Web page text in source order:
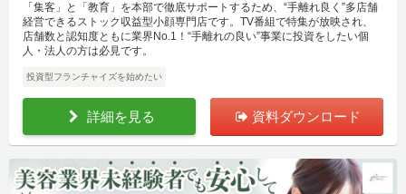
「集客」と「教育」を本部で徹底サポートするため、“手離れ良く”多店舗
経営できるストック収益型小顔専門店です。TV番組で特集が放映され、
店舗数と認知度ともに業界No.1！“手離れの良い”事業に投資をしたい個
人・法人の方は必見です。
投資型フランチャイズを始めたい
詳細を見る 資料ダウンロード